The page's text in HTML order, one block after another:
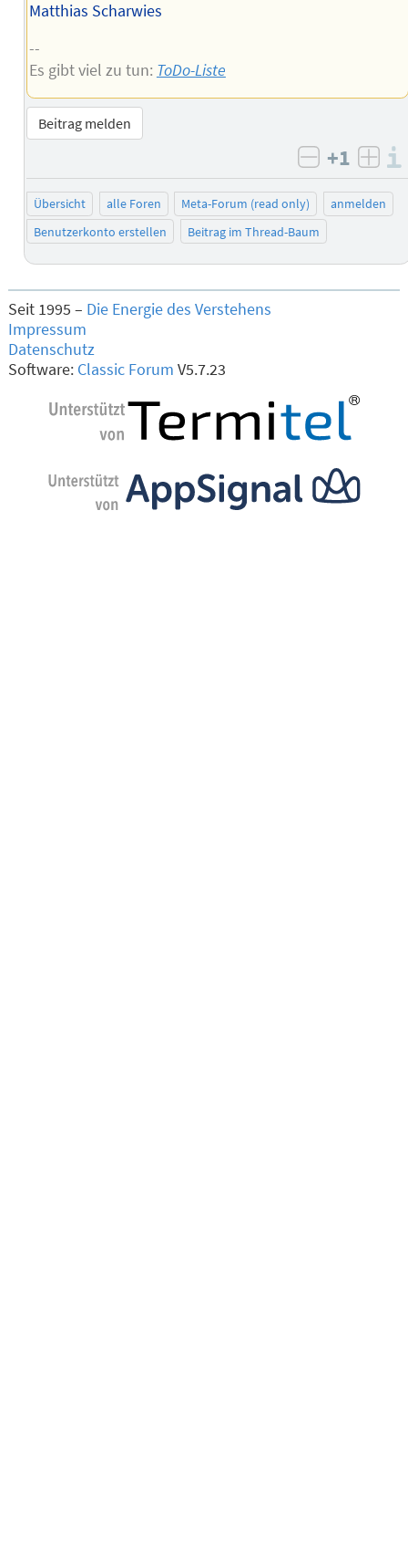
Matthias Scharwies
--
Es gibt viel zu tun: ToDo-Liste
Beitrag melden
negativ
+1
Übersicht alle Foren Meta-Forum (read only)
anmelden
Benutzerkonto erstellen
Beitrag im Thread-Baum
Seit 1995 – Die Energie des Verstehens
Impressum
Datenschutz
Software: Classic Forum V5.7.23